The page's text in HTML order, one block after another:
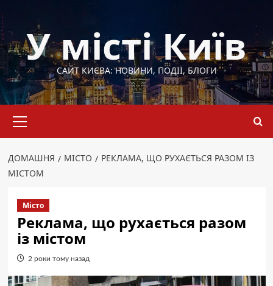
до
вмістуУ місті Київ
САЙТ КИЄВА: НОВИНИ, ПОДІЇ, БЛОГИ
меню
ДОМАШНЯ МІСТО
РЕКЛАМА, ЩО РУХАЄТЬСЯ РАЗОМ ІЗ
МІСТОМ
Місто
Реклама, що рухається разом
із містом
2 роки тому назад